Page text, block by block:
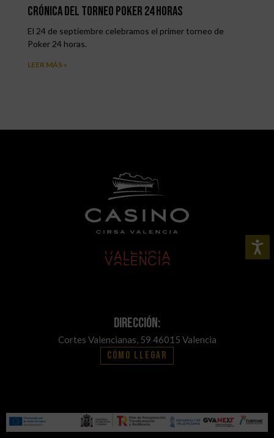
Crónica del torneo Poker 24 horas
El 24 de septiembre celebramos el primer torneo de
Poker 24 horas.
LEER MÁS »
Dirección:
Cortes Valencianas, 59 46015 Valencia
Cómo llegar